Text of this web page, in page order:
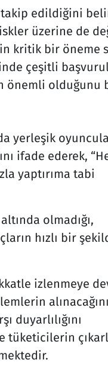
takip edildiğini
üzerine de
kritik bir öneme
çeşitli
önemli olduğunu
yerleşik
ifade ederek,
yaptırıma tabi
olmadığı,
hızlı bir
izlenmeye
duyarlılığını